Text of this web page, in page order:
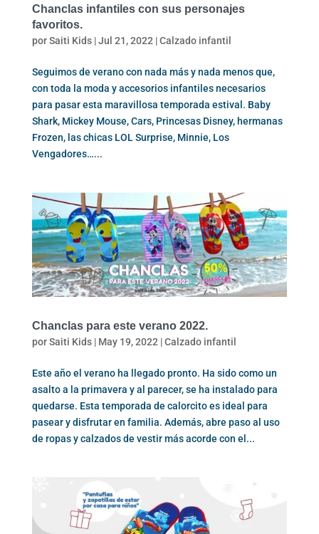
Chanclas infantiles con sus personajes
favoritos.
porSaiti Kids|Jul 21, 2022 |Calzado infantil
Seguimos de verano con nada más y nada menos que,
con toda la moda y accesorios infantiles necesarios
para pasar esta maravillosa temporada estival. Baby
Shark, Mickey Mouse, Cars, Princesas Disney, hermanas
Frozen, las chicas LOL Surprise, Minnie, Los
Vengadores…...
Chanclas para este verano 2022.
porSaiti Kids| May 19, 2022 |Calzado infantil
Este año el verano ha llegado pronto. Ha sido como un
asalto a la primavera y al parecer, se ha instalado para
quedarse. Esta temporada de calorcito es ideal para
pasear y disfrutar en familia. Además, abre paso al uso
de ropas y calzados de vestir más acorde con el...